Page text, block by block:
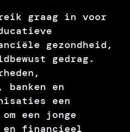
graag in voor
gezondheid,
gedrag.
en
een
een jonge
en financieel